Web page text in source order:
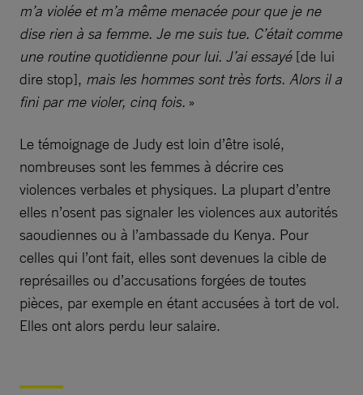
m’a violée et m’a même menacée pour que je ne
dise rien à sa femme. Je me suis tue. C’était comme
une routine quotidienne pour lui. J’ai essayé[de lui
dire stop], mais les hommes sont très forts. Alors il a
fini par me violer, cinq fois. »
Le témoignage de Judy est loin d’être isolé,
nombreuses sont les femmes à décrire ces
violences verbales et physiques. La plupart d’entre
elles n’osent pas signaler les violences aux autorités
saoudiennes ou à l’ambassade du Kenya. Pour
celles qui l’ont fait, elles sont devenues la cible de
représailles ou d’accusations forgées de toutes
pièces, par exemple en étant accusées à tort de vol.
Elles ont alors perdu leur salaire.